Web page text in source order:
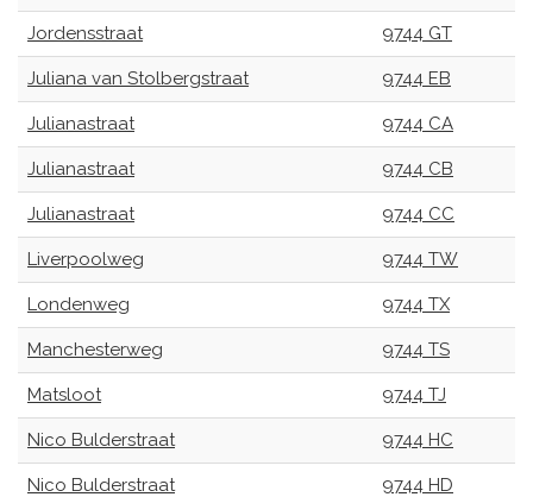
Jordensstraat 9744 GT
Juliana van Stolbergstraat 9744 EB
Julianastraat 9744 CA
Julianastraat 9744 CB
Julianastraat 9744 CC
Liverpoolweg 9744 TW
Londenweg 9744 TX
Manchesterweg 9744 TS
Matsloot 9744 TJ
Nico Bulderstraat 9744 HC
Nico Bulderstraat 9744 HD